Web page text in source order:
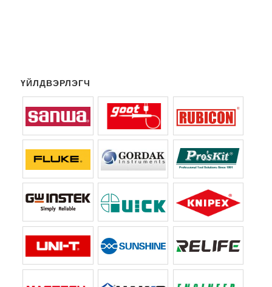
ҮЙЛДВЭРЛЭГЧ